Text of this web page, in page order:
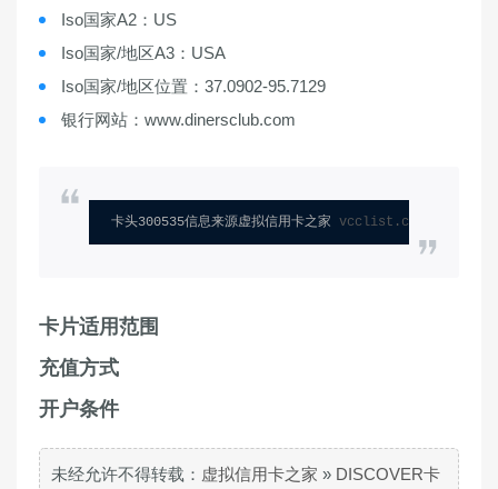
Iso国家A2：US
Iso国家/地区A3：USA
Iso国家/地区位置：37.0902-95.7129
银行网站：www.dinersclub.com
卡头300535信息来源虚拟信用卡之家 vcclist.com
卡片适用范围
充值方式
开户条件
未经允许不得转载： 虚拟信用卡之家 » DISCOVER卡